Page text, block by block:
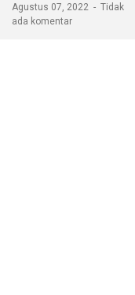
Agustus 07, 2022
Tidak
ada komentar